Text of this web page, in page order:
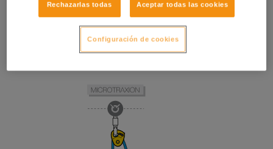
Rechazarlas todas Aceptar todas las cookies
Configuración de cookies